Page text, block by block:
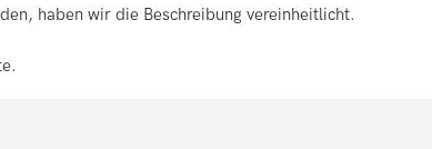
haben wir die Beschreibung vereinheitlicht.